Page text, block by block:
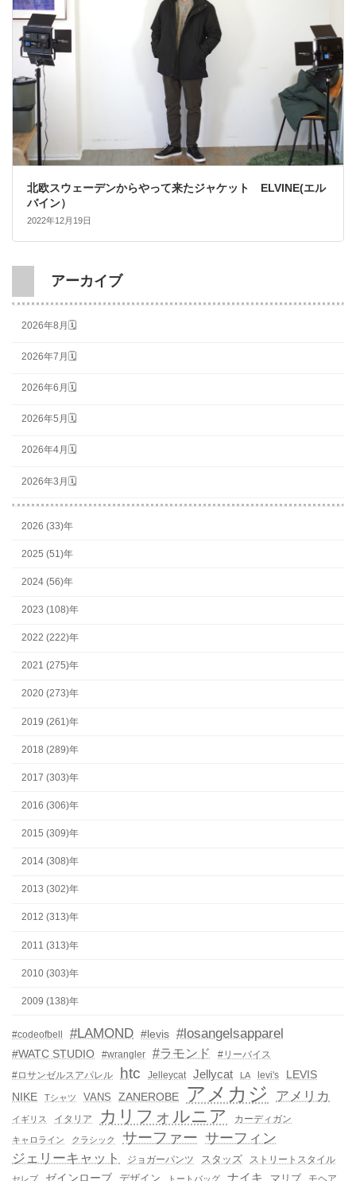
北欧スウェーデンからやって来たジャケット ELVINE(エル
バイン）
2022年12月19日
アーカイブ
2026年8月🗓
2026年7月🗓
2026年6月🗓
2026年5月🗓
2026年4月🗓
2026年3月🗓
2026 (33)年
2025 (51)年
2024 (56)年
2023 (108)年
2022 (222)年
2021 (275)年
2020 (273)年
2019 (261)年
2018 (289)年
2017 (303)年
2016 (306)年
2015 (309)年
2014 (308)年
2013 (302)年
2012 (313)年
2011 (313)年
2010 (303)年
2009 (138)年
#codeofbell #LAMOND #levis #losangelsapparel
#WATC STUDIO #wrangler #ラモンド
#リーバイス
#ロサンゼルスアパレル
htc Jelleycat Jellycat LA levi's
LEVIS
NIKE
Tシャツ VANS ZANEROBE アメカジ アメリカ
イギリス イタリア カリフォルニア カーディガン
キャロライン クラシック サーファー サーフィン
ジェリーキャット
ジョガーパンツ スタッズ ストリートスタイル
セレブ ゼインローブ デザイン トートバッグ ナイキ マリブ モヘア